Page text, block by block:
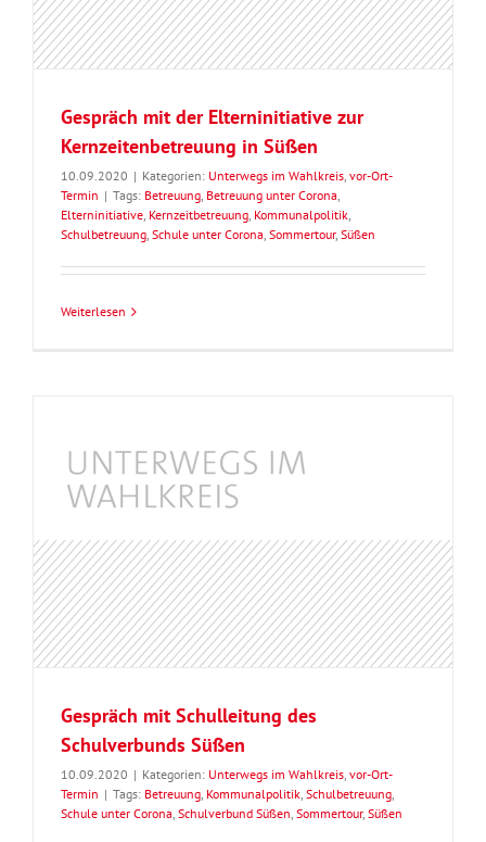
Gespräch mit der Elterninitiative zur
Kernzeitenbetreuung in Süßen
10.09.2020 | Kategorien: Unterwegs im Wahlkreis, vor-Ort-
Termin | Tags: Betreuung, Betreuung unter Corona,
Elterninitiative, Kernzeitbetreuung, Kommunalpolitik,
Schulbetreuung, Schule unter Corona, Sommertour, Süßen
Weiterlesen
Gespräch mit Schulleitung des
Schulverbunds Süßen
10.09.2020 | Kategorien: Unterwegs im Wahlkreis, vor-Ort-
Termin | Tags: Betreuung, Kommunalpolitik, Schulbetreuung,
Schule unter Corona, Schulverbund Süßen, Sommertour, Süßen